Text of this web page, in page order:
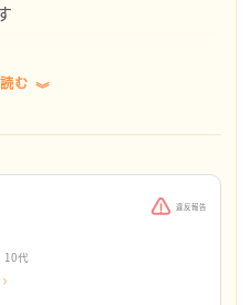
律上、母親とだけ絶縁す
戸籍から抜け、自分だけ
とお母様が同じ戸籍にい
不可能です
む
違反報告
10代